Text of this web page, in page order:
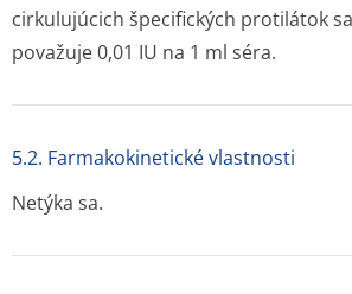
cirkulujúcich špecifických protilátok
považuje 0,01 IU na 1 ml séra.
5.2. Farmakokinetické vlastnosti
Netýka sa.